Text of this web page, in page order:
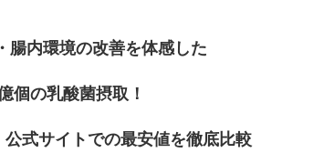
腸内環境の改善を体感した
個の乳酸菌摂取！
式サイトでの最安値を徹底比較